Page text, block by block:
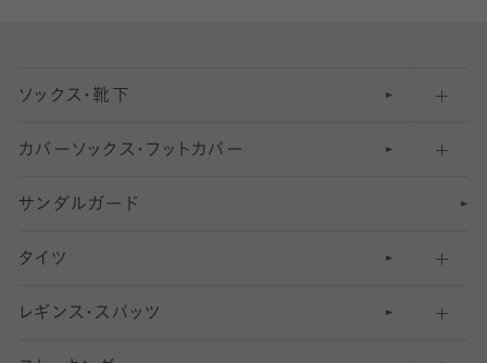
ソックス・靴下
五本指ソックス・靴下
足袋ソックス・靴下
無地・プレーンソックス・靴下
柄ソックス・靴下
カバーソックス・フットカバー
フットカバー・カバーソックス（深め）
フットカバー・カバーソックス（ふつう）
フットカバー・カバーソックス（浅め）
サンダルガード
タイツ
30デニール以下のタイツ（薄手タイツ）
レギンス・スパッツ